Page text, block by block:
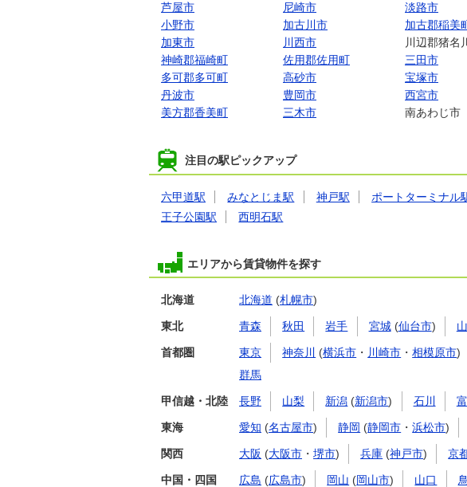
芦屋市
尼崎市 淡路市
小野市
加古川市 加古郡稲美
加東市
川西市 川辺郡猪名
神崎郡福崎町
佐用郡佐用町 三田市
多可郡多可町
高砂市 宝塚市
丹波市
豊岡市 西宮市
美方郡香美町
三木市 南あわじ市
注目の駅ピックアップ
六甲道駅 みなとじま駅 神戸駅 ポートターミナル
王子公園駅
西明石駅
エリアから賃貸物件を探す
北海道 北海道 (札幌市)
東北 青森 秋田 岩手 宮城(仙台市)
首都圏 東京 神奈川 (横浜市 ・ 川崎市 ・相模原市)
群馬
甲信越・北陸 長野 山梨 新潟 (新潟市) 石川
東海 愛知 (名古屋市) 静岡 (静岡市 ・浜松市)
関西 大阪 (大阪市 ・ 堺市) 兵庫 (神戸市) 京
中国・四国 広島 (広島市) 岡山 (岡山市) 山口